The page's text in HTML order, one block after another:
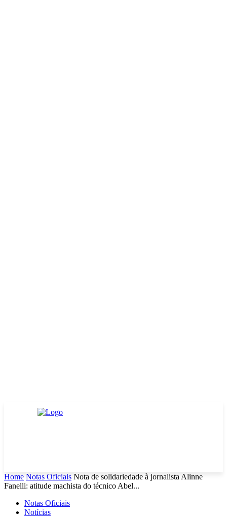
Home Notas Oficiais Nota de solidariedade à jornalista Alinne
Fanelli: atitude machista do técnico Abel...
Notas Oficiais
Notícias